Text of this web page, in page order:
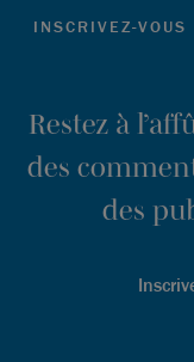
INSCRIVEZ-
Restez à
des
des